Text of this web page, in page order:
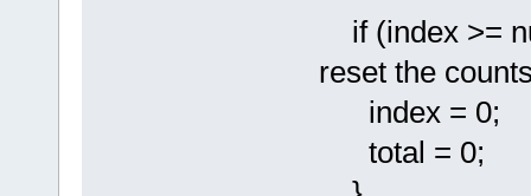
if (index
reset the
index = 0;
total = 0;